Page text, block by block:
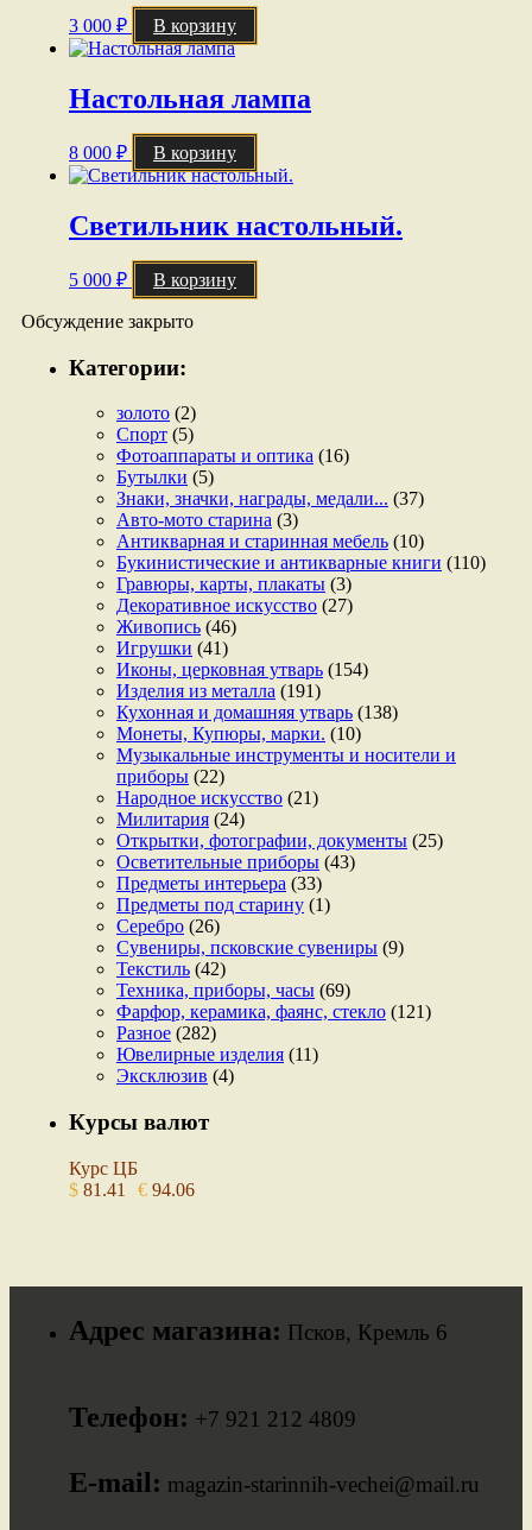
3 000 ₽ В корзину
Настольная лампа
8 000 ₽ В корзину
Светильник настольный.
5 000 ₽ В корзину
Обсуждение закрыто
Категории:
золото (2)
Спорт (5)
Фотоаппараты и оптика (16)
Бутылки (5)
Знаки, значки, награды, медали... (37)
Авто-мото старина (3)
Антикварная и старинная мебель (10)
Букинистические и антикварные книги (110)
Гравюры, карты, плакаты (3)
Декоративное искусство (27)
Живопись (46)
Игрушки (41)
Иконы, церковная утварь (154)
Изделия из металла (191)
Кухонная и домашняя утварь (138)
Монеты, Купюры, марки. (10)
Музыкальные инструменты и носители и
приборы (22)
Народное искусство (21)
Милитария (24)
Открытки, фотографии, документы (25)
Осветительные приборы (43)
Предметы интерьера (33)
Предметы под старину (1)
Серебро (26)
Сувениры, псковские сувениры (9)
Текстиль (42)
Техника, приборы, часы (69)
Фарфор, керамика, фаянс, стекло (121)
Разное (282)
Ювелирные изделия (11)
Эксклюзив (4)
Курсы валют
Курс ЦБ
$ 81.41 € 94.06
Адрес магазина: Псков, Кремль 6
Телефон: +7 921 212 4809
E-mail: magazin-starinnih-vechei@mail.ru